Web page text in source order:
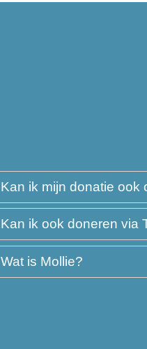
Kan ik mijn donatie ook
Kan ik ook doneren via
Wat is Mollie?